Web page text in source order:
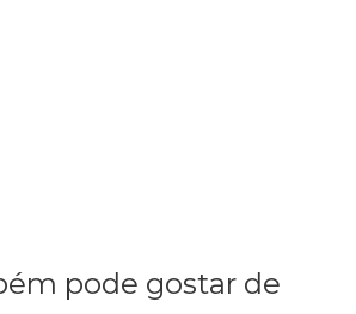
pode gostar de